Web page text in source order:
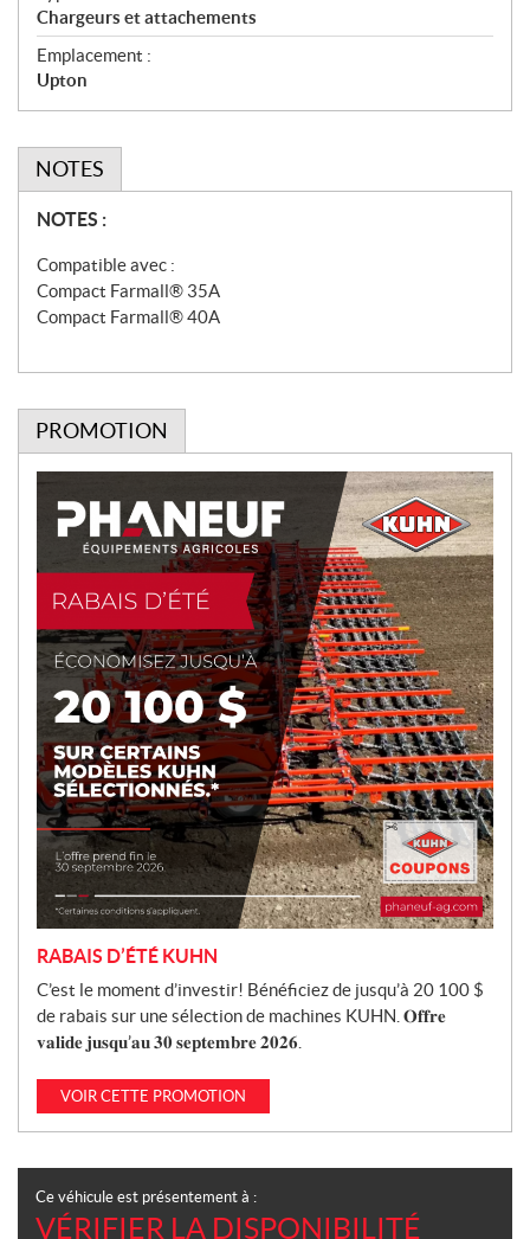
o
n
s
Chargeurs et attachements
Emplacement :
Upton
NOTES
N
t
e
s
NOTES :
Compatible avec :
Compact Farmall® 35A
Compact Farmall® 40A
PROMOTION
m
i
o
RABAIS D’ÉTÉ KUHN
C’est le moment d’investir! Bénéficiez de jusqu’à 20 100 $
de rabais sur une sélection de machines KUHN. 𝐎𝐟𝐟𝐫𝐞
𝐯𝐚𝐥𝐢𝐝𝐞 𝐣𝐮𝐬𝐪𝐮’𝐚𝐮 𝟑𝟎 𝐬𝐞𝐩𝐭𝐞𝐦𝐛𝐫𝐞 𝟐𝟎𝟐𝟔.
VOIR CETTE PROMOTION
Ce véhicule est présentement à :
VÉRIFIER LA DISPONIBILITÉ